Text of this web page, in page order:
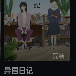
完结
异国日记